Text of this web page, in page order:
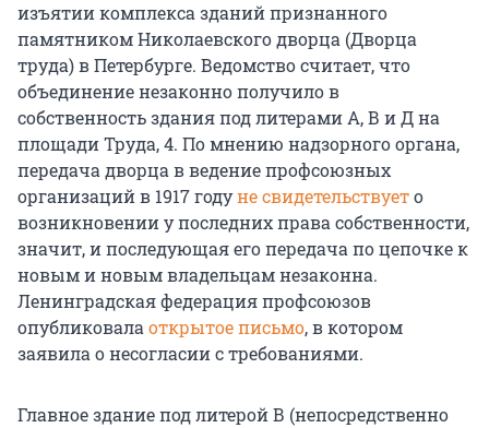
изъятии комплекса зданий признанного
памятником Николаевского дворца (Дворца
труда) в Петербурге. Ведомство считает, что
объединение незаконно получило в
собственность здания под литерами А, В и Д на
площади Труда, 4. По мнению надзорного органа,
передача дворца в ведение профсоюзных
организаций в 1917 годуне свидетельствуето
возникновении у последних права собственности,
значит, и последующая его передача по цепочке к
новым и новым владельцам незаконна.
Ленинградская федерация профсоюзов
опубликовала открытое письмо, в котором
заявила о несогласии с требованиями.
Главное здание под литерой В (непосредственно